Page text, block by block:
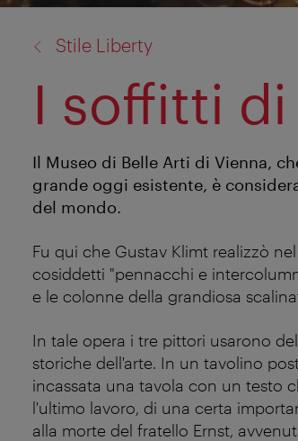
Stile Liberty
I soffitti
Il Museo di Belle Arti di Vienna,
grande oggi esistente, è
del mondo.
Fu qui che Gustav Klimt realizzò
cosiddetti "pennacchi e
e le colonne della grandiosa
In tale opera i tre pittori usarono
storiche dell'arte. In un tavolino
incassata una tavola con un testo
l'ultimo lavoro, di una certa
alla morte del fratello Ernst,